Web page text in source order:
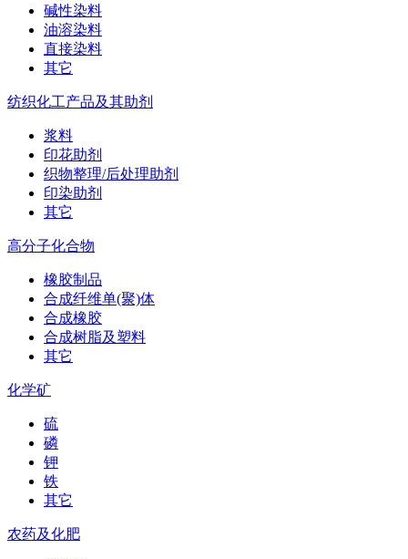
碱性染料
油溶染料
直接染料
其它
纺织化工产品及其助剂
浆料
印花助剂
织物整理/后处理助剂
印染助剂
其它
高分子化合物
橡胶制品
合成纤维单(聚)体
合成橡胶
合成树脂及塑料
其它
化学矿
硫
磷
钾
铁
其它
农药及化肥